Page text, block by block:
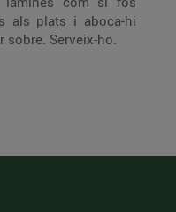
hi
sobre. Serveix-ho.